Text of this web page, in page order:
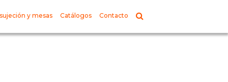
y mesas Catálogos Contacto